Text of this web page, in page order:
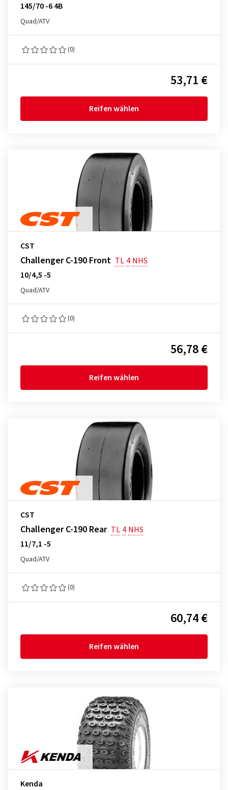
145/70 -6 4B
Quad/ATV
(0)
53,71 €
Reifen wählen
CST
Challenger C-190 Front TL 4 NHS
10/4,5 -5
Quad/ATV
(0)
56,78 €
Reifen wählen
CST
Challenger C-190 Rear TL 4 NHS
11/7,1 -5
Quad/ATV
(0)
60,74 €
Reifen wählen
Kenda